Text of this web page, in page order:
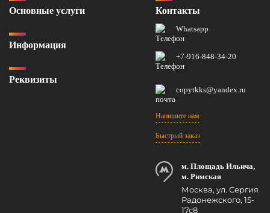
Основные услуги
Информация
Реквизиты
Контакты
Whatsapp
+7-916-848-34-20
copytkks@yandex.ru
Напишите нам
Быстрый заказ
м. Площадь Ильича,
м. Римская
Москва, ул. Сергия
Радонежского, 15-
17с8